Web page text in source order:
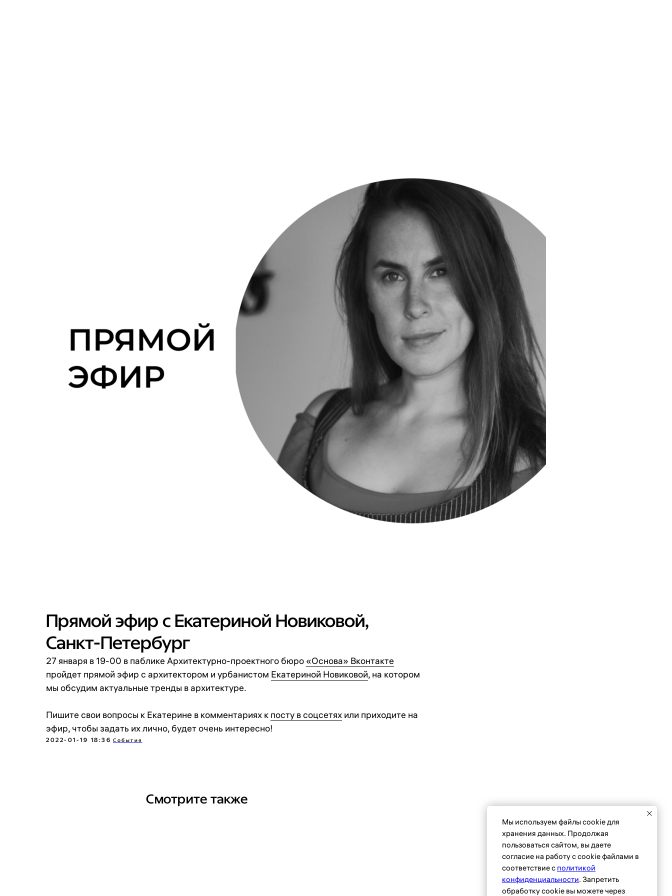
Прямой эфир с Екатериной Новиковой,
Санкт-Петербург
27 января в 19-00 в паблике Архитектурно-проектного бюро «Основа» Вконтакте
пройдет прямой эфир с архитектором и урбанистом Екатериной Новиковой, на котором
мы обсудим актуальные тренды в архитектуре.
Пишите свои вопросы к Екатерине в комментариях к посту в соцсетях или приходите на
эфир, чтобы задать их лично, будет очень интересно!
2022-01-19 18:36 События
Смотрите также
Согласие на обработку персональных данных
info@osnova.org.ru
Мы используем файлы сookie для
хранения данных. Продолжая
пользоваться сайтом, вы даете
согласие на работу с cookie файлами в
соответствие с политикой
конфиденциальности. Запретить
обработку cookie вы можете через